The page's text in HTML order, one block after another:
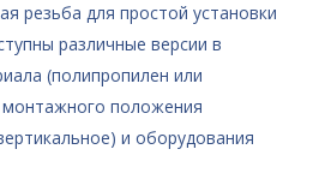
резьба для простой установки
различные версии в
(полипропилен или
положения
и оборудования